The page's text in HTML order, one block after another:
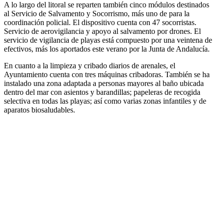
A lo largo del litoral se reparten también cinco módulos destinados
al Servicio de Salvamento y Socorrismo, más uno de para la
coordinación policial. El dispositivo cuenta con 47 socorristas.
Servicio de aerovigilancia y apoyo al salvamento por drones. El
servicio de vigilancia de playas está compuesto por una veintena de
efectivos, más los aportados este verano por la Junta de Andalucía.
En cuanto a la limpieza y cribado diarios de arenales, el
Ayuntamiento cuenta con tres máquinas cribadoras. También se ha
instalado una zona adaptada a personas mayores al baño ubicada
dentro del mar con asientos y barandillas; papeleras de recogida
selectiva en todas las playas; así como varias zonas infantiles y de
aparatos biosaludables.